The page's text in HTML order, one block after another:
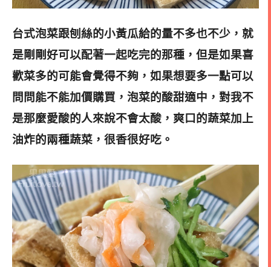
台式泡菜跟刨絲的小黃瓜給的量不多也不少，就
是剛剛好可以配著一起吃完的那種，但是如果喜
歡菜多的可能會覺得不夠，如果想要多一點可以
問問能不能加價購買，泡菜的酸甜適中，對我不
是那麼愛酸的人來說不會太酸，爽口的蔬菜加上
油炸的兩種蔬菜，很香很好吃。